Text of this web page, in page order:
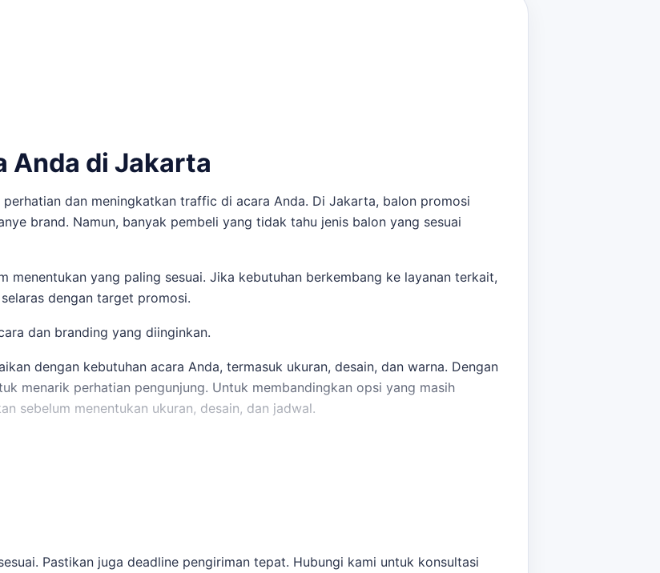
Anda di Jakarta
dan meningkatkan traffic di acara Anda. Di Jakarta, balon promosi
brand. Namun, banyak pembeli yang tidak tahu jenis balon yang sesuai
menentukan yang paling sesuai. Jika kebutuhan berkembang ke layanan terkait,
dengan target promosi.
dan branding yang diinginkan.
dengan kebutuhan acara Anda, termasuk ukuran, desain, dan warna. Dengan
menarik perhatian pengunjung. Untuk membandingkan opsi yang masih
sebelum menentukan ukuran, desain, dan jadwal.
Pastikan juga deadline pengiriman tepat. Hubungi kami untuk konsultasi